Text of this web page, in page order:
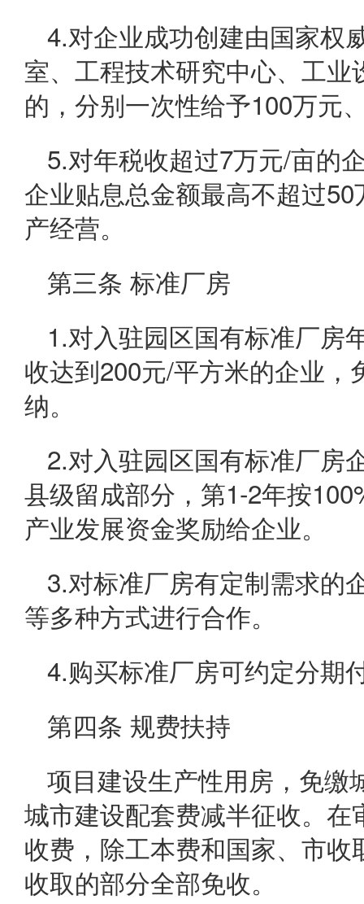
4.对企业成功创建由国家权
室、工程技术研究中心、工
的，分别一次性给予100万元
5.对年税收超过7万元/亩的
企业贴息总金额最高不超过
产经营。
第三条 标准厂房
1.对入驻园区国有标准厂房
收达到200元/平方米的企业
纳。
2.对入驻园区国有标准厂房
县级留成部分，第1-2年按
产业发展资金奖励给企业。
3.对标准厂房有定制需求的
等多种方式进行合作。
4.购买标准厂房可约定分期
第四条 规费扶持
项目建设生产性用房，免缴
城市建设配套费减半征收。
收费，除工本费和国家、市
收取的部分全部免收。